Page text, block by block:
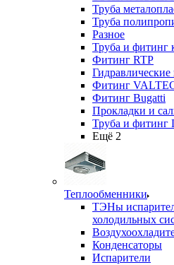
Труба
Труба
Разное
Труба и фитинг
Фитинг RTP
Фитинг
Фитинг Bugatti
Прокладки и
Труба и
Ещё 2
Теплообменники
ТЭНы
холодильных
Конденсаторы
Испарители